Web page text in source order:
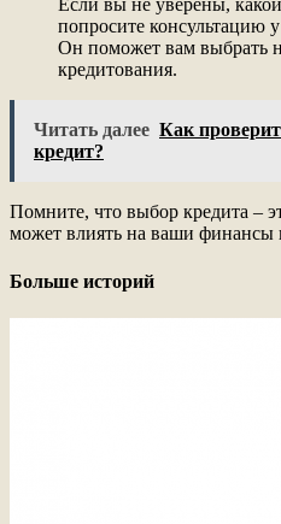
Если вы не уверены,
попросите консультацию
Он поможет вам выбрать
кредитования.
Читать далее Как
кредит?
Помните, что выбор кредита –
может влиять на ваши финансы
Больше историй